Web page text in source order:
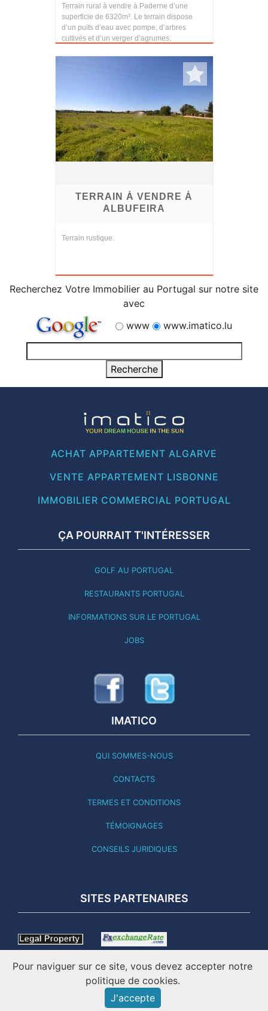
Terrain rural à vendre à Paderne d’une
superficie de 6320m². Le terrain dispose
d’un puits d’eau avec pompe, d’arbres
cultivés et d’un verger d’agrumes.
TERRAIN À VENDRE À
ALBUFEIRA
Terrain rustique.
Recherchez Votre Immobilier au Portugal sur notre site
avec
www
www.imatico.lu
ACHAT APPARTEMENT ALGARVE
VENTE APPARTEMENT LISBONNE
IMMOBILIER COMMERCIAL PORTUGAL
ÇA POURRAIT T'INTÉRESSER
GOLF AU PORTUGAL
RESTAURANTS PORTUGAL
INFORMATIONS SUR LE PORTUGAL
JOBS
IMATICO
QUI SOMMES-NOUS
CONTACTS
TERMES ET CONDITIONS
TÉMOIGNAGES
CONSEILS JURIDIQUES
SITES PARTENAIRES
CE SITE A ÉTÉ MIS À JOUR LE 05.08.26 - EN LIGNE DEPUIS
2001 - IMATICO – IMMOBILIER PORTUGAL ©
Pour naviguer sur ce site, vous devez accepter notre
politique de cookies.
J'accepte